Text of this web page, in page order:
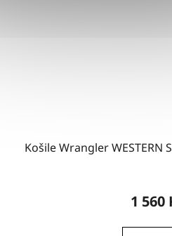
Košile Wrangler WESTERN
1 560